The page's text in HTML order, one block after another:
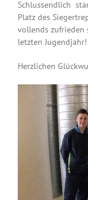
Schlussendlich
Platz des
vollends zufrieden
letzten Jugendjahr!
Herzlichen